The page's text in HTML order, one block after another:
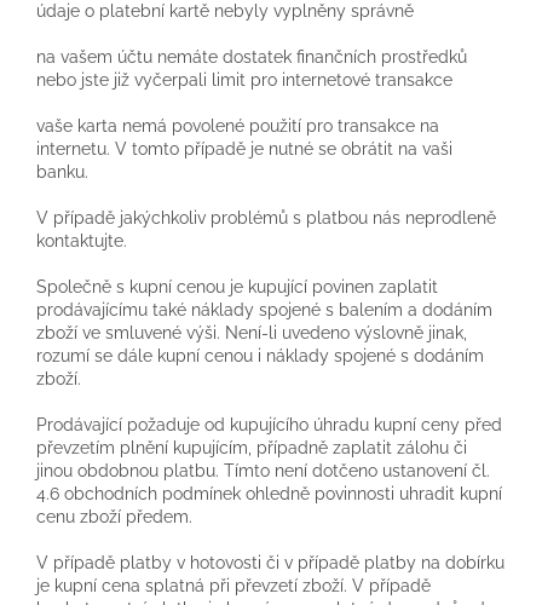
údaje o platební kartě nebyly vyplněny správně
na vašem účtu nemáte dostatek finančních prostředků
nebo jste již vyčerpali limit pro internetové transakce
vaše karta nemá povolené použití pro transakce na
internetu. V tomto případě je nutné se obrátit na vaši
banku.
V případě jakýchkoliv problémů s platbou nás neprodleně
kontaktujte.
Společně s kupní cenou je kupující povinen zaplatit
prodávajícímu také náklady spojené s balením a dodáním
zboží ve smluvené výši. Není-li uvedeno výslovně jinak,
rozumí se dále kupní cenou i náklady spojené s dodáním
zboží.
Prodávající požaduje od kupujícího úhradu kupní ceny před
převzetím plnění kupujícím, případně zaplatit zálohu či
jinou obdobnou platbu. Tímto není dotčeno ustanovení čl.
4.6 obchodních podmínek ohledně povinnosti uhradit kupní
cenu zboží předem.
V případě platby v hotovosti či v případě platby na dobírku
je kupní cena splatná při převzetí zboží. V případě